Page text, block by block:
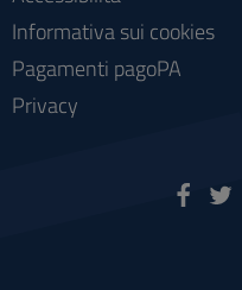
Informativa sui cookies
Pagamenti pagoPA
Privacy